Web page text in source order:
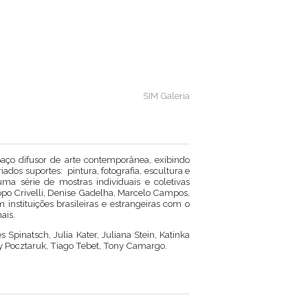
SIM Galeria
difusor de arte contemporânea, exibindo
suportes: pintura, fotografia, escultura e
série de mostras individuais e coletivas
Crivelli, Denise Gadelha, Marcelo Campos,
brasileiras e estrangeiras com o
Julia Kater, Juliana Stein, Katinka
Tiago Tebet, Tony Camargo.